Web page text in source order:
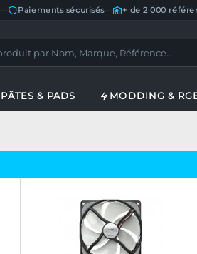
Paiements sécurisés— + de 2 000
PÂTES & PADS MODDING &